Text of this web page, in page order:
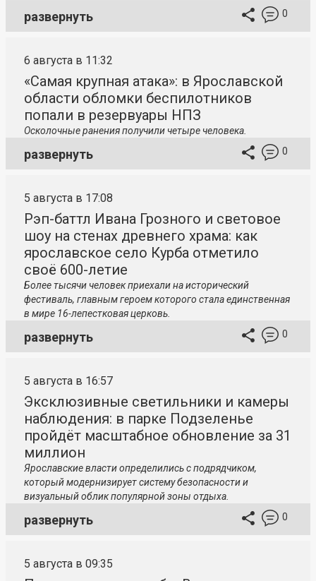
развернуть 0
6 августа в 11:32
«Самая крупная атака»: в Ярославской
области обломки беспилотников
попали в резервуары НПЗ
Осколочные ранения получили четыре человека.
развернуть 0
5 августа в 17:08
Рэп-баттл Ивана Грозного и световое
шоу на стенах древнего храма: как
ярославское село Курба отметило
своё 600-летие
Более тысячи человек приехали на исторический
фестиваль, главным героем которого стала единственная
в мире 16-лепестковая церковь.
развернуть 0
5 августа в 16:57
Эксклюзивные светильники и камеры
наблюдения: в парке Подзеленье
пройдёт масштабное обновление за 31
миллион
Ярославские власти определились с подрядчиком,
который модернизирует систему безопасности и
визуальный облик популярной зоны отдыха.
развернуть 0
5 августа в 09:35